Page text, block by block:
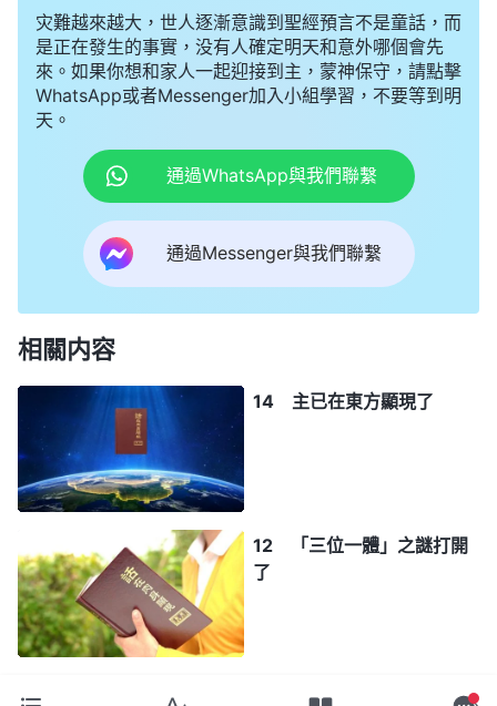
灾難越來越大，世人逐漸意識到聖經預言不是童話，而
是正在發生的事實，没有人確定明天和意外哪個會先
來。如果你想和家人一起迎接到主，蒙神保守，請點擊
WhatsApp或者Messenger加入小組學習，不要等到明
天。
通過WhatsApp與我們聯繫
通過Messenger與我們聯繫
相關内容
14 主已在東方顯現了
12 「三位一體」之謎打開
了